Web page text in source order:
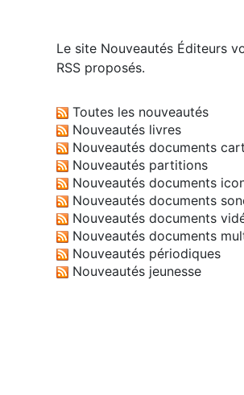
Le site Nouveautés Éditeurs
RSS proposés.
Toutes les nouveautés
Nouveautés livres
Nouveautés documents
Nouveautés partitions
Nouveautés documents
Nouveautés documents
Nouveautés documents
Nouveautés documents
Nouveautés périodiques
Nouveautés jeunesse